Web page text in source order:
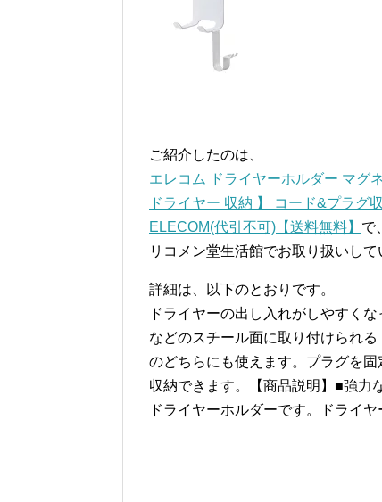
ご紹介したのは、
エレコム ドライヤーホルダー マグ
ドライヤー 収納 】 コード&プラグ
ELECOM(代引不可)【送料無料】 で、
リコメン堂生活館でお取り扱いして
詳細は、以下のとおりです。
ドライヤーの出し入れがしやすく
などのスチール面に取り付けられ
のどちらにも使えます。プラグを
収納できます。【商品説明】■強力
ドライヤーホルダーです。ドライ